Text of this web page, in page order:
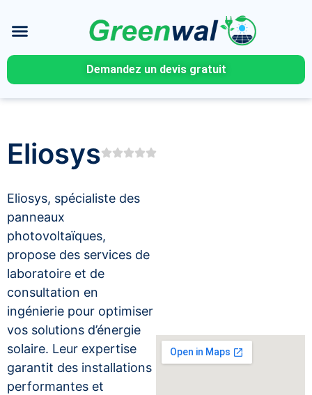
Demandez un devis gratuit
Eliosys
Eliosys, spécialiste des
panneaux
photovoltaïques,
propose des services de
laboratoire et de
consultation en
ingénierie pour optimiser
vos solutions d’énergie
solaire. Leur expertise
garantit des installations
performantes et